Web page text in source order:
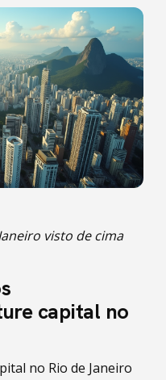
visto de cima
capital no
no Rio de Janeiro